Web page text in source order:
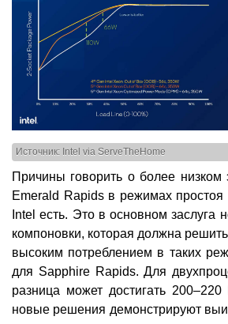
Источник: Intel via ServeTheHome
Причины говорить о более низком
Emerald Rapids в режимах простоя
Intel есть. Это в основном заслуга
компоновки, которая должна
высоким потреблением в таких
для Sapphire Rapids. Для
разница может достигать
новые решения демонстрируют